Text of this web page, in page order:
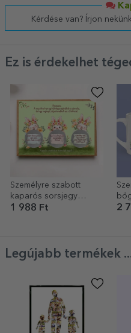
Kérdése van? Írjon
Ez is érdekelhet
Személyre szabott
kaparós sorsjegy
húsvéti üzenettel – A
1 988 Ft 2
Legújabb termékek